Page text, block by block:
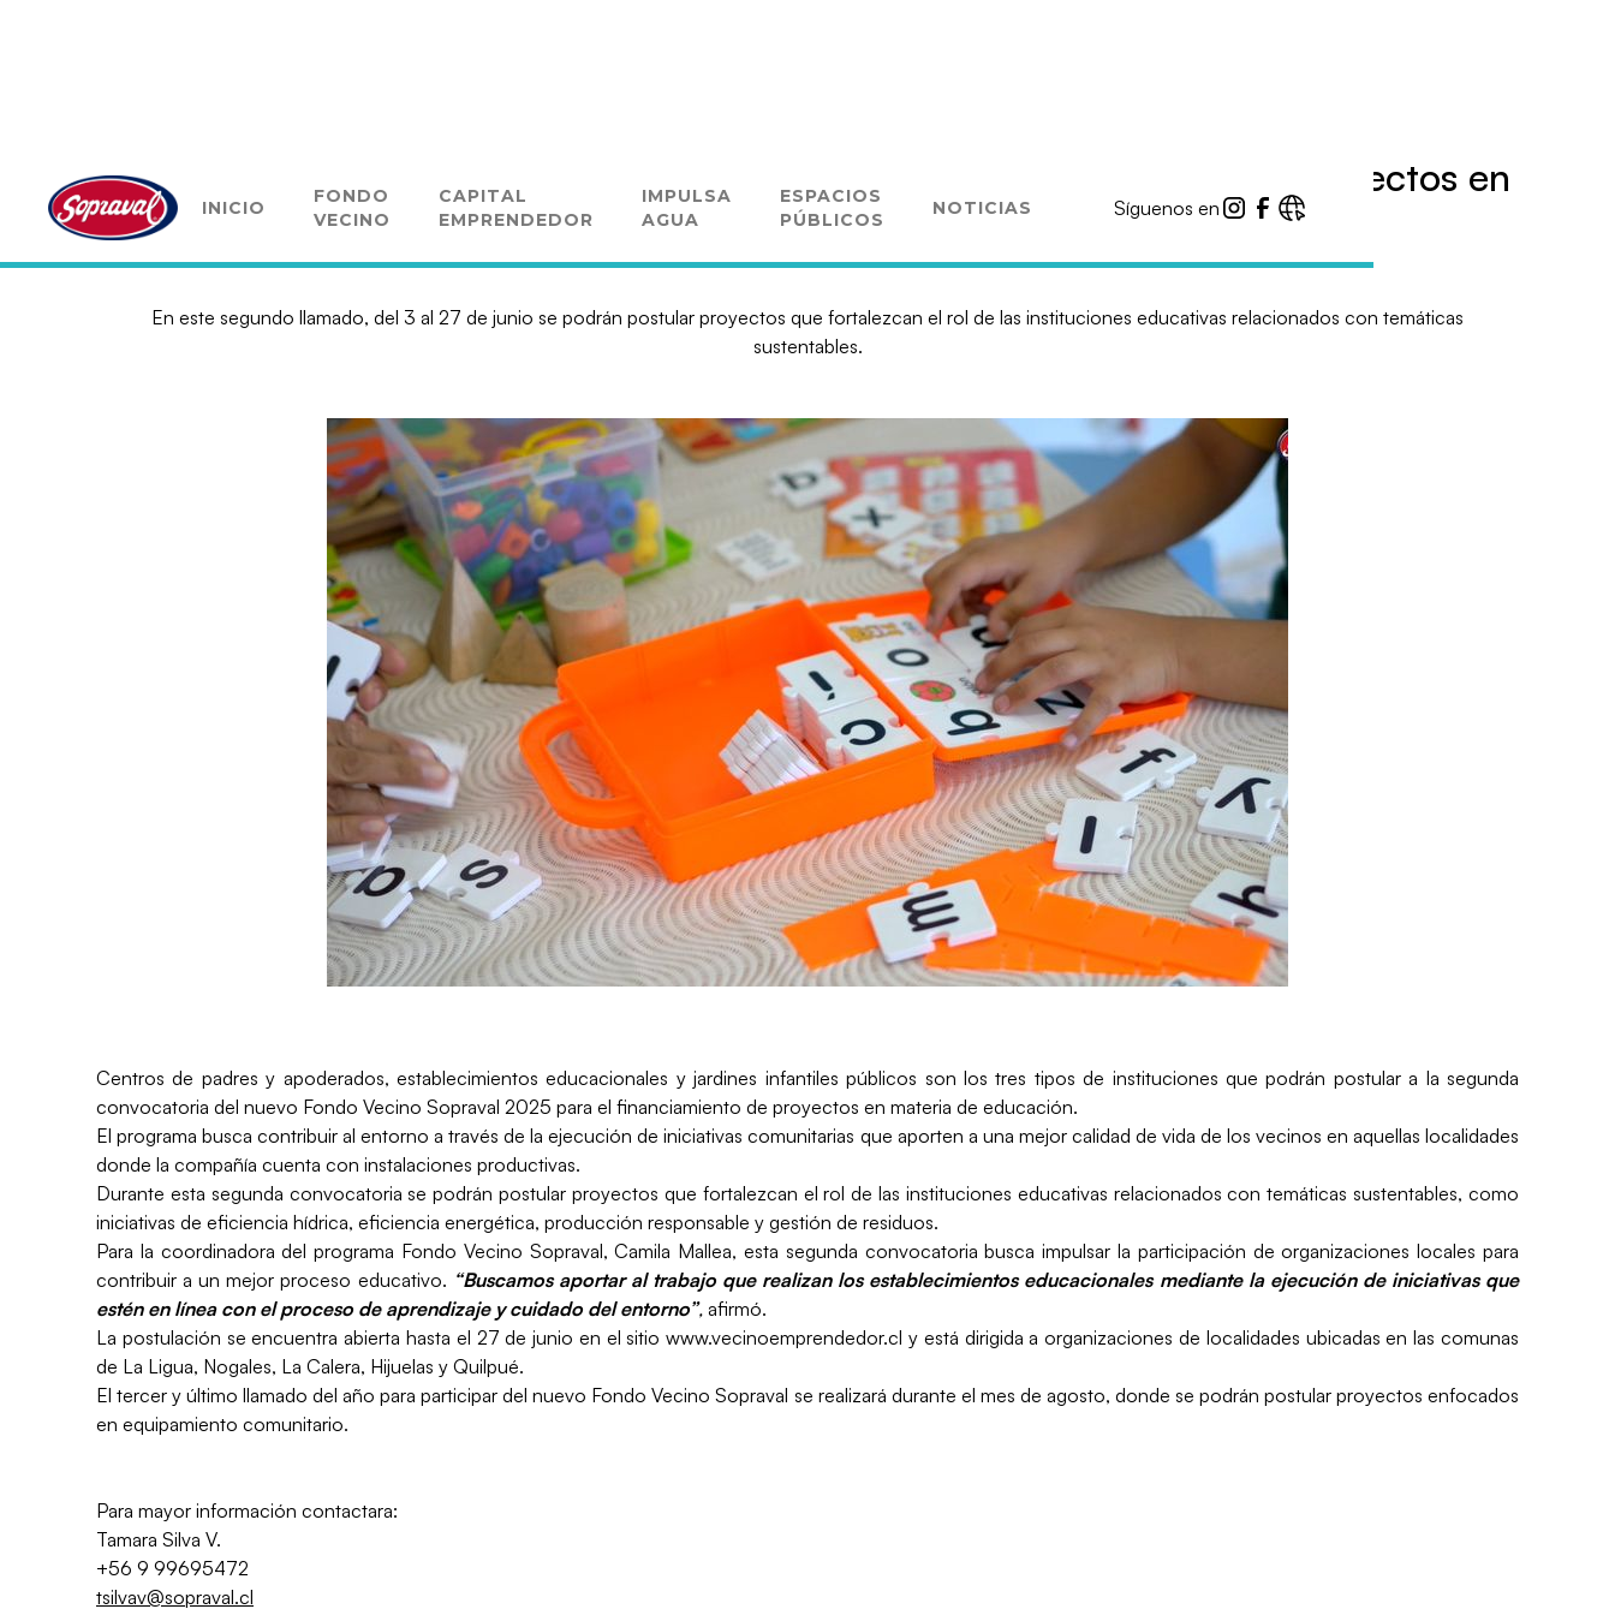
INICIO
FONDO
VECINO
CAPITAL
EMPRENDEDOR
IMPULSA
AGUA
ESPACIOS
PÚBLICOS
NOTICIAS Síguenos en
Fondo Vecino Sopraval abre nueva convocatoria para postulación de proyectos en
materia de educación
En este segundo llamado, del 3 al 27 de junio se podrán postular proyectos que fortalezcan el rol de las instituciones educativas relacionados con temáticas
sustentables.‍
Centros de padres y apoderados, establecimientos educacionales y jardines infantiles públicos son los tres tipos de instituciones que podrán postular a la segunda
convocatoria del nuevo Fondo Vecino Sopraval 2025 para el financiamiento de proyectos en materia de educación.
El programa busca contribuir al entorno a través de la ejecución de iniciativas comunitarias que aporten a una mejor calidad de vida de los vecinos en aquellas localidades
donde la compañía cuenta con instalaciones productivas.
Durante esta segunda convocatoria se podrán postular proyectos que fortalezcan el rol de las instituciones educativas relacionados con temáticas sustentables, como
iniciativas de eficiencia hídrica, eficiencia energética, producción responsable y gestión de residuos.
Para la coordinadora del programa Fondo Vecino Sopraval, Camila Mallea, esta segunda convocatoria busca impulsar la participación de organizaciones locales para
contribuir a un mejor proceso educativo. “Buscamos aportar al trabajo que realizan los establecimientos educacionales mediante la ejecución de iniciativas que
estén en línea con el proceso de aprendizaje y cuidado del entorno”, afirmó.
La postulación se encuentra abierta hasta el 27 de junio en el sitio www.vecinoemprendedor.cl y está dirigida a organizaciones de localidades ubicadas en las comunas
de La Ligua, Nogales, La Calera, Hijuelas y Quilpué.
El tercer y último llamado del año para participar del nuevo Fondo Vecino Sopraval se realizará durante el mes de agosto, donde se podrán postular proyectos enfocados
en equipamiento comunitario.
Para mayor información contactara:
Tamara Silva V.
+56 9 99695472
tsilvav@sopraval.cl